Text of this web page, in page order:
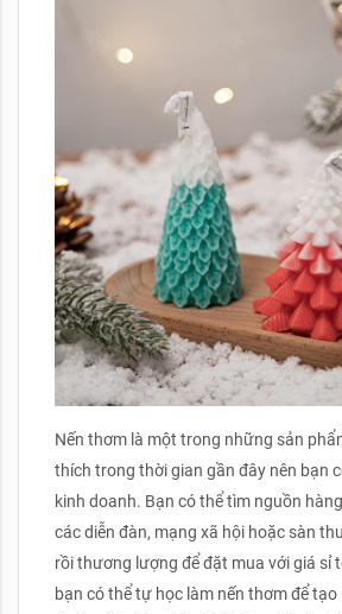
Nến thơm là một trong những sản
thích trong thời gian gần đây nên bạn
kinh doanh. Bạn có thể tìm nguồn
các diễn đàn, mạng xã hội hoặc sàn
rồi thương lượng để đặt mua với giá sỉ
bạn có thể tự học làm nến thơm để